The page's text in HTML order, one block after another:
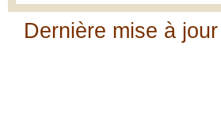
Dernière mise à